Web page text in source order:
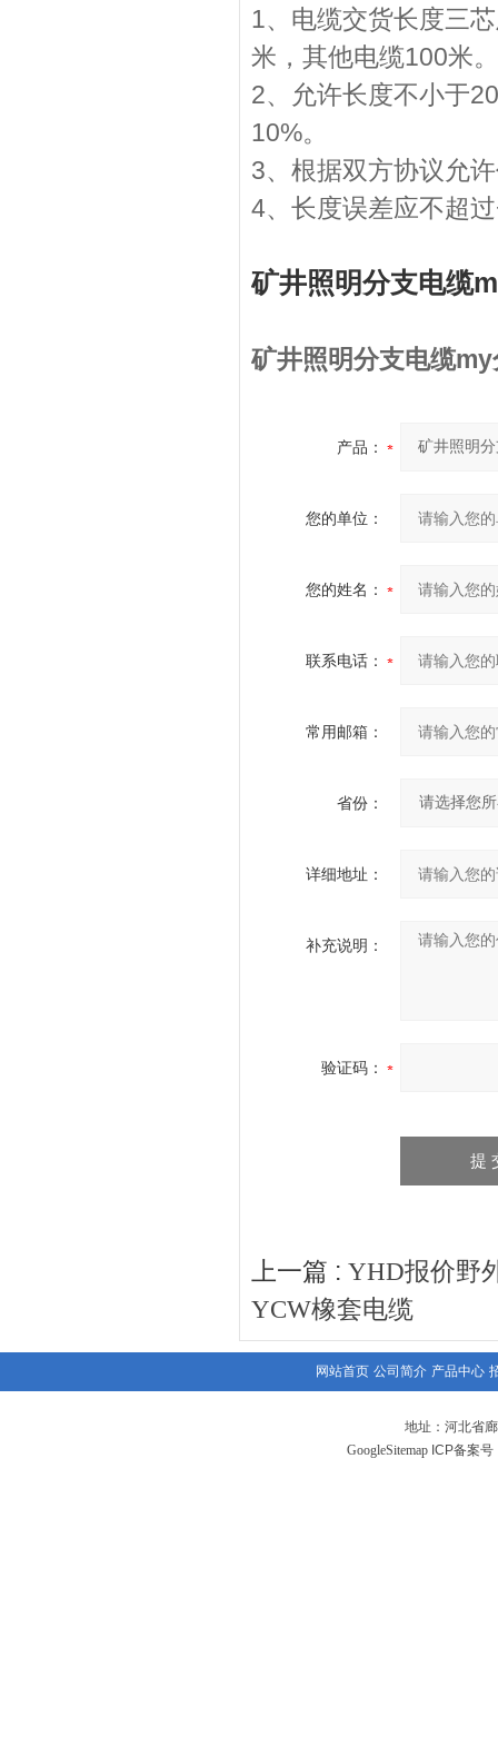
1、电缆交货长度三
米，其他电缆100米。
2、允许长度不小于
10%。
3、根据双方协议允
4、长度误差应不超
矿井照明分支电缆
矿井照明分支电缆
产品：
您的单位：
您的姓名：
联系电话：
常用邮箱：
省份：
详细地址：
补充说明：
验证码：
上一篇 : YHD报价野
YCW橡套电缆
网站首页 公司简介 产品中心
地址：河北省
GoogleSitemap ICP备案号